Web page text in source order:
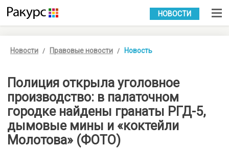
УКР РУС
НОВОСТИ
Новости Правовые новости Новость
Полиция открыла уголовное
производство: в палаточном
городке найдены гранаты РГД-5,
дымовые мины и «коктейли
Молотова» (ФОТО)